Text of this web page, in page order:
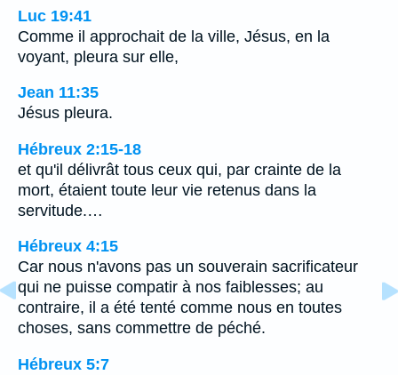
Luc 19:41
Comme il approchait de la ville, Jésus, en la
voyant, pleura sur elle,
Jean 11:35
Jésus pleura.
Hébreux 2:15-18
et qu'il délivrât tous ceux qui, par crainte de la
mort, étaient toute leur vie retenus dans la
servitude.…
Hébreux 4:15
Car nous n'avons pas un souverain sacrificateur
qui ne puisse compatir à nos faiblesses; au
contraire, il a été tenté comme nous en toutes
choses, sans commettre de péché.
Hébreux 5:7